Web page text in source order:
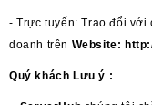
- Trực tuyến: Trao đổi với
doanh trên Website:
Quý khách Lưu ý :